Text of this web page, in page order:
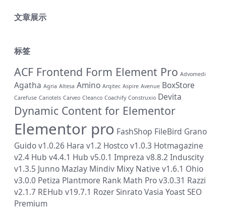
文章展示
标签
ACF Frontend Form Element Pro Advomedi
Agatha Agria Altesa Amino Arqitec Aspire Avenue BoxStore
Carefuse Cariotels Carveo Cleanco Coachify Construxio Devita
Dynamic Content for Elementor
Elementor pro FashShop FileBird Grano
Guido v1.0.26 Hara v1.2 Hostco v1.0.3 Hotmagazine
v2.4 Hub v4.4.1 Hub v5.0.1 Impreza v8.8.2 Induscity
v1.3.5 Junno Mazlay Mindiv Mixy Native v1.6.1 Ohio
v3.0.0 Petiza Plantmore Rank Math Pro v3.0.31 Razzi
v2.1.7 REHub v19.7.1 RozerSinratoVasia Yoast SEO
Premium